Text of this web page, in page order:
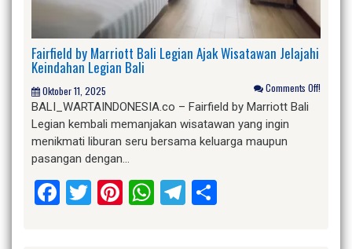
Fairfield by Marriott Bali Legian Ajak Wisatawan Jelajahi
Keindahan Legian Bali
Oktober 11, 2025 Comments Off!
BALI_WARTAINDONESIA.co – Fairfield by Marriott Bali
Legian kembali memanjakan wisatawan yang ingin
menikmati liburan seru bersama keluarga maupun
pasangan dengan…
Facebook
Twitter
Pinterest
WhatsApp
Telegram